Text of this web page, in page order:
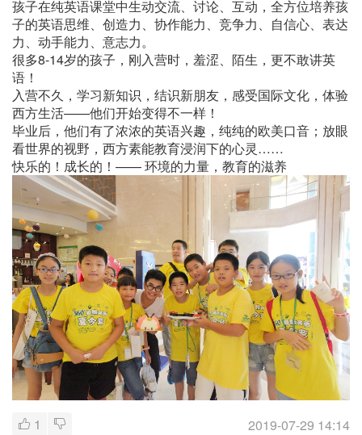
孩子在纯英语课堂中生动交流、讨论、互动，全方位培养孩
子的英语思维、创造力、协作能力、竞争力、自信心、表达
力、动手能力、意志力。
很多8-14岁的孩子，刚入营时，羞涩、陌生，更不敢讲英
语！
入营不久，学习新知识，结识新朋友，感受国际文化，体验
西方生活——他们开始变得不一样！
毕业后，他们有了浓浓的英语兴趣，纯纯的欧美口音；放眼
看世界的视野，西方素能教育浸润下的心灵……
快乐的！成长的！—— 环境的力量，教育的滋养
1
2019-07-29 14:14